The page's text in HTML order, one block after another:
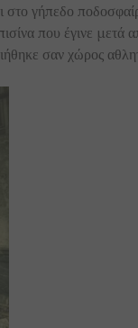
στο γήπεδο
που έγινε μετά
σαν χώρος